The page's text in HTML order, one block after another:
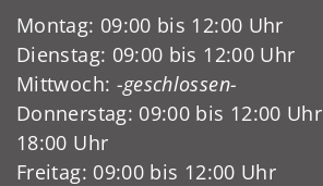
Montag: 09:00 bis 12:00 Uhr
Dienstag: 09:00 bis 12:00 Uhr
Mittwoch: -geschlossen-
Donnerstag: 09:00 bis 12:00
18:00 Uhr
Freitag: 09:00 bis 12:00 Uhr